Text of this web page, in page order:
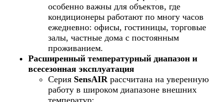
особенно важны для объектов, где
кондиционеры работают по многу часов
ежедневно: офисы, гостиницы, торговые
залы, частные дома с постоянным
проживанием.
Расширенный температурный диапазон и
всесезонная эксплуатация
Серия SensAIRрассчитана на уверенную
работу в широком диапазоне внешних